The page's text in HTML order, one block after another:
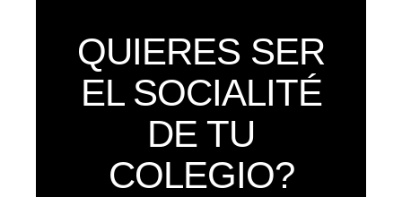
QUIERES SER
EL SOCIALITÉ
DE TU
COLEGIO?